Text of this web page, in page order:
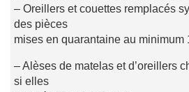
– Oreillers et couettes remplacés
des pièces
mises en quarantaine au minimum
– Alèses de matelas et d’oreillers
si elles